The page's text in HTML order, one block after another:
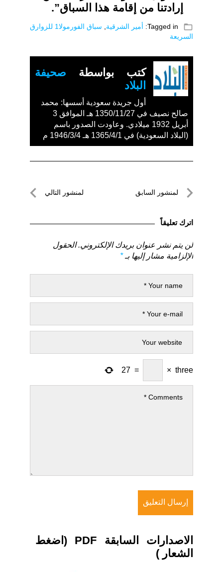
إرادتنا من إقامة هذا السباق”.
folder_open
Tagged in: أمير الشرقية
سباق الفورمولا1 للزوارق
السريعة
كتب بواسطة صحيفة
البلاد
أول جريدة سعودية أسسها: محمد
صالح نصيف في 1350/11/27 هـ الموافق 3
أبريل 1932 ميلادي. وعاودت الصدور باسم
(البلاد السعودية) في 1365/4/1 هـ 1946/3/4 م
تصفّحلمنشور السابق
السابق
لمنشور التالي
اترك تعليقاً
لن يتم نشر عنوان بريدك الإلكتروني. الحقول
الإلزامية مشار إليها بـ*
three
×
=
27
الاصدارات السابقة PDF (اضغط
الشعار )